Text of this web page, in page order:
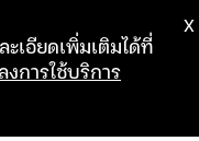
เอียดเพิ่มเติมได้ที่
การใช้บริการ
X